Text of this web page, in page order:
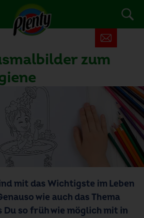
zum
mit das Wichtigste im Leben
wie auch das Thema
Du so früh wie möglich mit in